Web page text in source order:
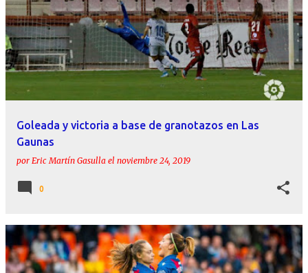
Goleada y victoria a base de granotazos en Las
Gaunas
por Eric Martín Gasulla el noviembre 24, 2019
0